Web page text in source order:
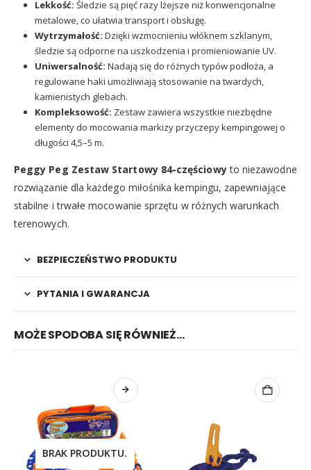
Lekkość: Śledzie są pięć razy lżejsze niż konwencjonalne
metalowe, co ułatwia transport i obsługę.
Wytrzymałość: Dzięki wzmocnieniu włóknem szklanym,
śledzie są odporne na uszkodzenia i promieniowanie UV.
Uniwersalność: Nadają się do różnych typów podłoża, a
regulowane haki umożliwiają stosowanie na twardych,
kamienistych glebach.
Kompleksowość: Zestaw zawiera wszystkie niezbędne
elementy do mocowania markizy przyczepy kempingowej o
długości 4,5–5 m.
Peggy Peg Zestaw Startowy 84-częściowyto niezawodne
rozwiązanie dla każdego miłośnika kempingu, zapewniające
stabilne i trwałe mocowanie sprzętu w różnych warunkach
terenowych.
BEZPIECZEŃSTWO PRODUKTU
PYTANIA I GWARANCJA
MOŻE SPODOBA SIĘ RÓWNIEŻ…
BRAK PRODUKTU.